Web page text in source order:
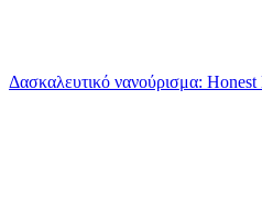
Δασκαλευτικό νανούρισμα: